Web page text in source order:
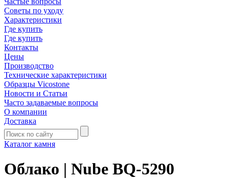
Советы по уходу
Характеристики
Где купить
Где купить
Контакты
Цены
Производство
Технические характеристики
Образцы Vicostone
Новости и Статьи
Часто задаваемые вопросы
О компании
Доставка
Каталог камня
Облако | Nube BQ-5290